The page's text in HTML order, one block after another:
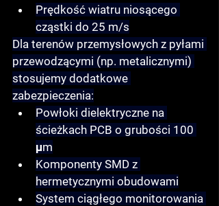
Prędkość wiatru niosącego
cząstki do 25 m/s
Dla terenów przemysłowych z pyłami
przewodzącymi (np. metalicznymi)
stosujemy dodatkowe
zabezpieczenia:
Powłoki dielektryczne na
ścieżkach PCB o grubości 100
μm
Komponenty SMD z
hermetycznymi obudowami
System ciągłego monitorowania